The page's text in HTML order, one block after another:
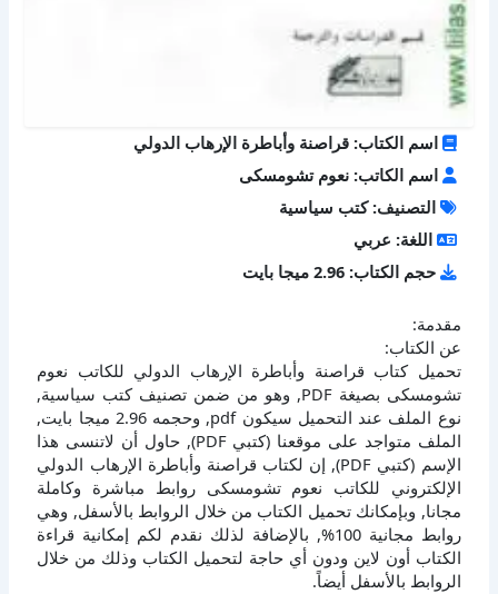
اسم الكتاب: قراصنة وأباطرة الإرهاب الدولي
اسم الكاتب: نعوم تشومسكى
التصنيف: كتب سياسية
اللغة: عربي
حجم الكتاب: 2.96 ميجا بايت
مقدمة:
عن الكتاب:
تحميل كتاب قراصنة وأباطرة الإرهاب الدولي للكاتب نعوم
تشومسكى بصيغة PDF, وهو من ضمن تصنيف كتب سياسية,
نوع الملف عند التحميل سيكون pdf, وحجمه 2.96 ميجا بايت,
الملف متواجد على موقعنا (كتبي PDF), حاول أن لاتنسى هذا
الإسم (كتبي PDF), إن لكتاب قراصنة وأباطرة الإرهاب الدولي
الإلكتروني للكاتب نعوم تشومسكى روابط مباشرة وكاملة
مجانا, وبإمكانك تحميل الكتاب من خلال الروابط بالأسفل, وهي
روابط مجانية 100%, بالإضافة لذلك نقدم لكم إمكانية قراءة
الكتاب أون لاين ودون أي حاجة لتحميل الكتاب وذلك من خلال
الروابط بالأسفل أيضاً.